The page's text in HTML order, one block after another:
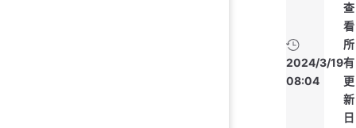
2024/3/19
08:04
查
看
所
有
更
新
日